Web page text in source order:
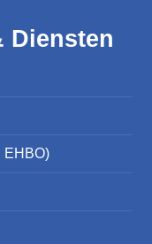
Diensten
EHBO)